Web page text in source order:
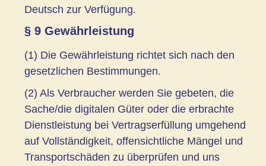
Deutsch zur Verfügung.
§ 9 Gewährleistung
(1) Die Gewährleistung richtet sich nach den
gesetzlichen Bestimmungen.
(2) Als Verbraucher werden Sie gebeten, die
Sache/die digitalen Güter oder die erbrachte
Dienstleistung bei Vertragserfüllung umgehend
auf Vollständigkeit, offensichtliche Mängel und
Transportschäden zu überprüfen und uns